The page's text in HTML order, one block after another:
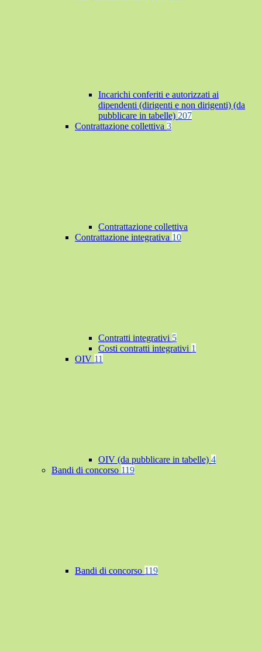
Incarichi conferiti e autorizzati ai
dipendenti (dirigenti e non dirigenti) (da
pubblicare in tabelle) 207
Contrattazione collettiva 3
Contrattazione collettiva
Contrattazione integrativa 10
Contratti integrativi 5
Costi contratti integrativi 1
OIV 11
OIV (da pubblicare in tabelle) 4
Bandi di concorso 119
Bandi di concorso 119